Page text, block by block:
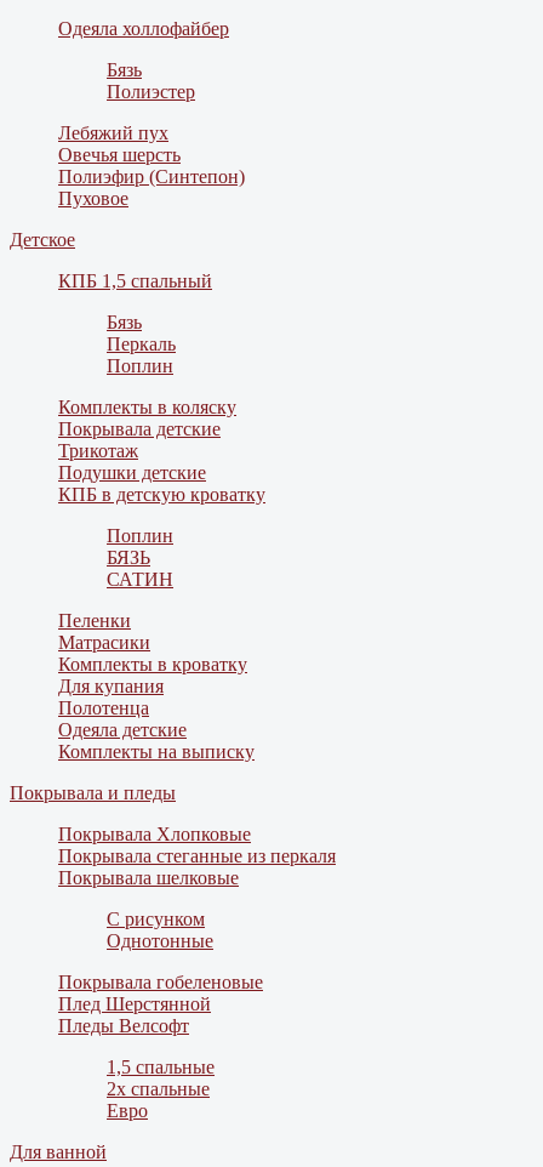
Одеяла холлофайбер
Бязь
Полиэстер
Лебяжий пух
Овечья шерсть
Полиэфир (Синтепон)
Пуховое
Детское
КПБ 1,5 спальный
Бязь
Перкаль
Поплин
Комплекты в коляску
Покрывала детские
Трикотаж
Подушки детские
КПБ в детскую кроватку
Поплин
БЯЗЬ
САТИН
Пеленки
Матрасики
Комплекты в кроватку
Для купания
Полотенца
Одеяла детские
Комплекты на выписку
Покрывала и пледы
Покрывала Хлопковые
Покрывала стеганные из перкаля
Покрывала шелковые
С рисунком
Однотонные
Покрывала гобеленовые
Плед Шерстянной
Пледы Велсофт
1,5 спальные
2х спальные
Евро
Для ванной